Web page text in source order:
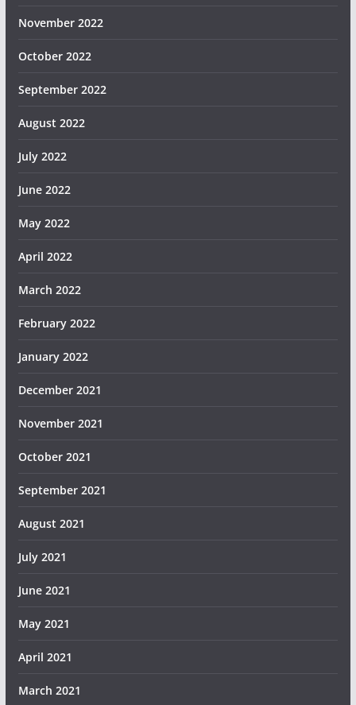
November 2022
October 2022
September 2022
August 2022
July 2022
June 2022
May 2022
April 2022
March 2022
February 2022
January 2022
December 2021
November 2021
October 2021
September 2021
August 2021
July 2021
June 2021
May 2021
April 2021
March 2021